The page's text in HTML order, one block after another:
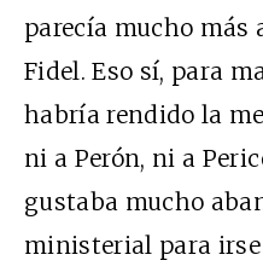
parecía mucho más
Fidel. Eso sí, para
habría rendido la
ni a Perón, ni a
gustaba mucho
ministerial para